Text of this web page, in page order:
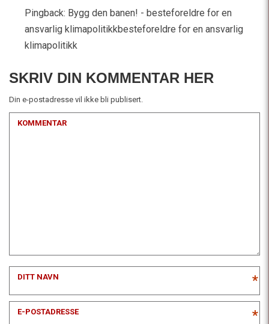
Pingback: Bygg den banen! - besteforeldre for en
ansvarlig klimapolitikkbesteforeldre for en ansvarlig
klimapolitikk
SKRIV DIN KOMMENTAR HER
Din e-postadresse vil ikke bli publisert.
KOMMENTAR
DITT NAVN *
E-POSTADRESSE *